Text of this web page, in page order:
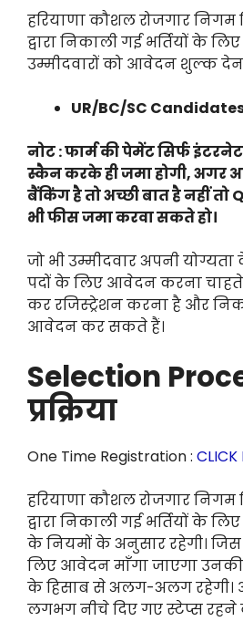
हरियाणा कौशल रोजगार निगम
द्वारा निकाली गई भर्तियों के
उम्मीदवारों को आवेदन शुल्क देना
UR/BC/SC
नोट : फार्म की पेमेंट सिर्फ
स्कैन करके ही जमा होगी, अगर
बैंकिंग है तो अच्छी बात है नहीं
भी फीस जमा करवा सकते हो।
जो भी उम्मीदवार अपनी
पदों के लिए आवेदन करना चाहते
कर रजिस्ट्रेशन करना है और
आवेदन कर सकते हैं।
Selection
प्रक्रिया
One Time Registration : CLICK
हरियाणा कौशल रोजगार निगम
द्वारा निकाली गई भर्तियों के
के नियमों के अनुसार रहेगी।
लिए आवेदन माँगा जाएगा उनकी
के हिसाब से अलग-अलग रहेगी।
लगभग नीचे दिए गए स्टेप्स रहने